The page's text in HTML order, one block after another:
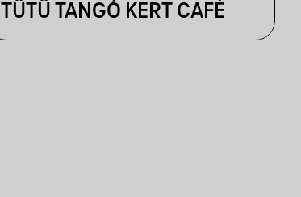
TÜTÜ TANGÓ KERT CAFÉ